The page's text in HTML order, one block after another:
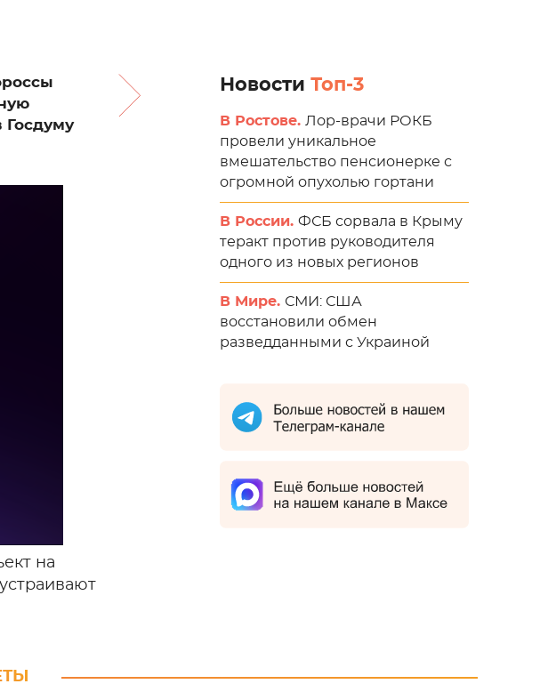
на
Новости Топ-3
В Ростове. Лор-врачи РОКБ
провели уникальное
вмешательство пенсионерке с
огромной опухолью гортани
В России. ФСБ сорвала в Крыму
теракт против руководителя
одного из новых регионов
В Мире. СМИ: США
восстановили обмен
разведданными с Украиной